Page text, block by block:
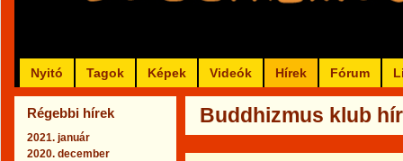
Nyitó Tagok Képek Videók Hírek Fórum
Régebbi hírek
2021. január
2020. december
Buddhizmus klub